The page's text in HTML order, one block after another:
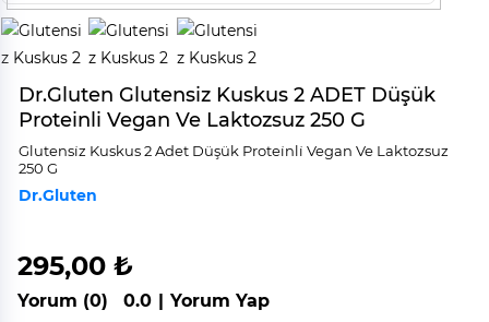
Dr.Gluten Glutensiz Kuskus 2 ADET Düşük
Proteinli Vegan Ve Laktozsuz 250 G
Glutensi̇z Kuskus 2 Adet Düşük Protei̇nli̇ Vegan Ve Laktozsuz
250 G
Dr.Gluten
295,00 ₺
Yorum (0) 0.0 | Yorum Yap